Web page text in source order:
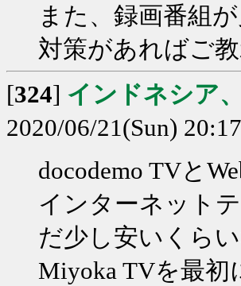
また、録画番組
対策があればご
[324] インドネシア
2020/06/21(Sun)
docodemo TVと
インターネット
だ少し安いくら
Miyoka TVを最